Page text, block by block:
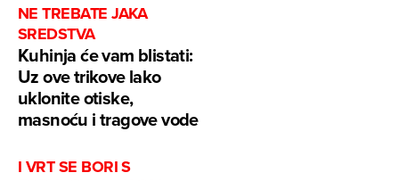
NE TREBATE JAKA
SREDSTVA
Kuhinja će vam blistati:
Uz ove trikove lako
uklonite otiske,
masnoću i tragove vode
I VRT SE BORI S